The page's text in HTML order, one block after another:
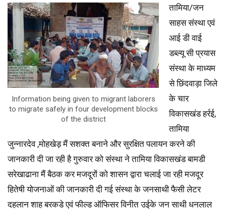
Information being given to migrant laborers
to migrate safely in four development blocks
of the district
तामिया/जन
साहस संस्था एवं
आई डी वाई
डब्ल्यू सी प्रयास
संस्था के माध्यम
से छिंदवाड़ा जिले
के चार
विकासखंड हर्रई,
तामिया
जुन्नारदेव ,मोहखेड़ मैं सशक्त बनाने और सुरक्षित पलायन करने की
जानकारी दी जा रही है गुरुवार को संस्था ने तामिया विकासखंड बामडी
सरेखाढाना मैं बैठक कर मजदूरों को शासन द्वारा चलाई जा रही मजदूर
हितेषी योजनाओं की जानकारी दी गई संस्था के जनसाथी फैसी लेटर
दहलान शाह बरकडे एवं फील्ड ऑफिसर विनीत उईके जन साथी धनलाल